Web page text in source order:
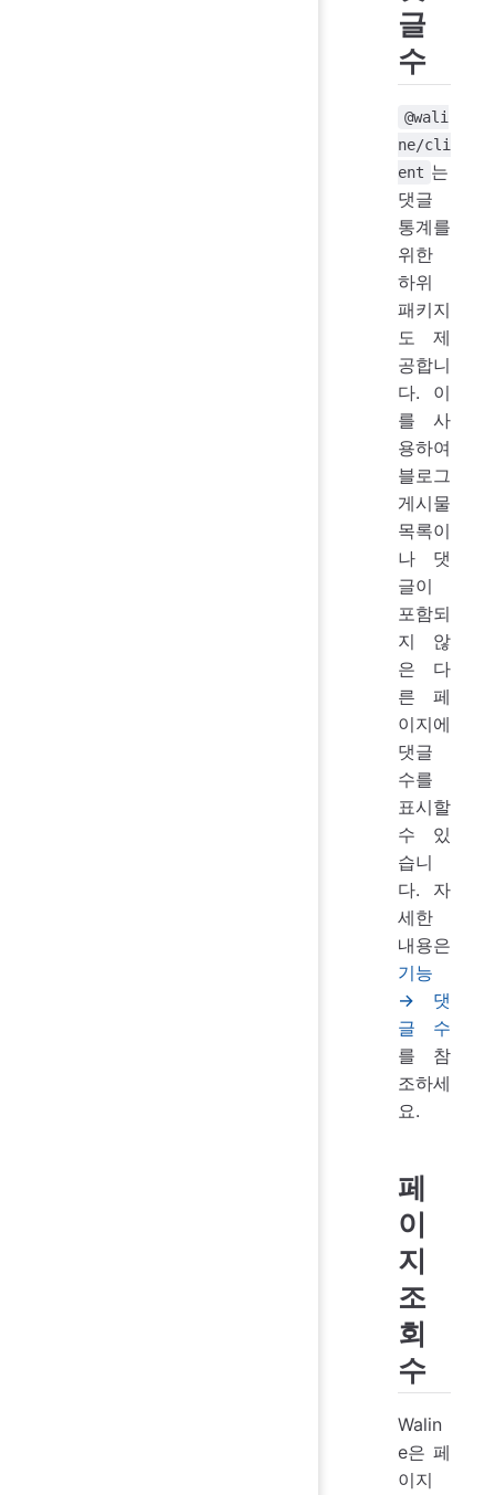
글
수
@wali
ne/cli
ent 는
댓글
통계를
위한
하위
패키지
도 제
공합니
다. 이
를 사
용하여
블로그
게시물
목록이
나 댓
글이
포함되
지 않
은 다
른 페
이지에
댓글
수를
표시할
수 있
습니
다. 자
세한
내용은
기능
→ 댓
글 수
를 참
조하세
요.
페
이
지
조
회
수
Walin
e은 페
이지